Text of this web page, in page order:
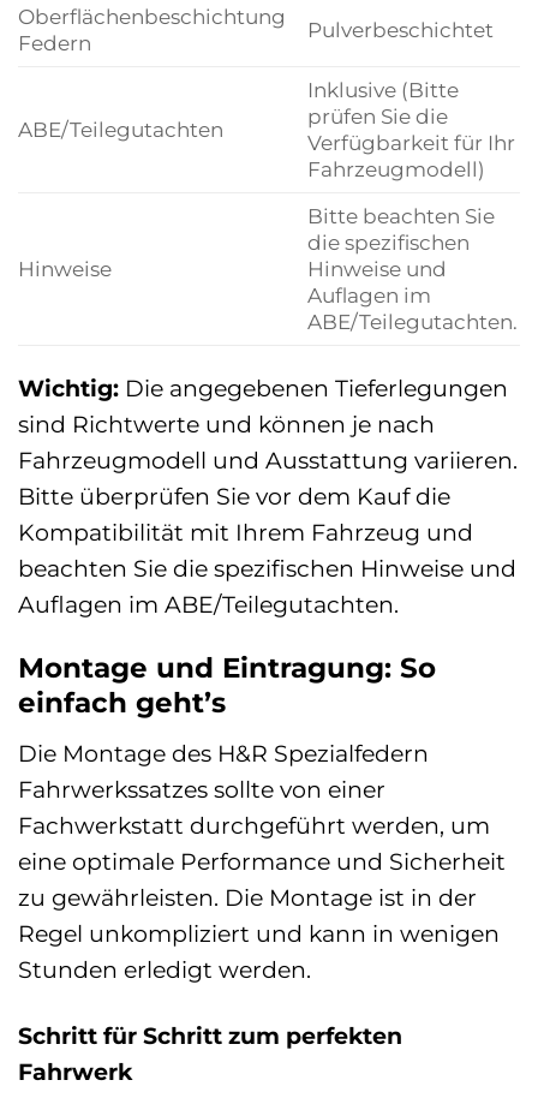
Oberflächenbeschichtung
Federn
Pulverbeschichtet
ABE/Teilegutachten
Inklusive (Bitte
prüfen Sie die
Verfügbarkeit für Ihr
Fahrzeugmodell)
Hinweise
Bitte beachten Sie
die spezifischen
Hinweise und
Auflagen im
ABE/Teilegutachten.
Wichtig: Die angegebenen Tieferlegungen
sind Richtwerte und können je nach
Fahrzeugmodell und Ausstattung variieren.
Bitte überprüfen Sie vor dem Kauf die
Kompatibilität mit Ihrem Fahrzeug und
beachten Sie die spezifischen Hinweise und
Auflagen im ABE/Teilegutachten.
Montage und Eintragung: So
einfach geht’s
Die Montage des H&R Spezialfedern
Fahrwerkssatzes sollte von einer
Fachwerkstatt durchgeführt werden, um
eine optimale Performance und Sicherheit
zu gewährleisten. Die Montage ist in der
Regel unkompliziert und kann in wenigen
Stunden erledigt werden.
Schritt für Schritt zum perfekten
Fahrwerk